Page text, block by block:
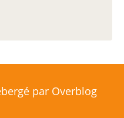
par Overblog